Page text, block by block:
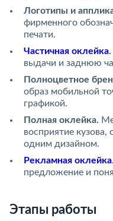
Логотипы и
фирменного
печати.
Частичная оклейка.
выдачи и заднюю
Полноцветное
образ мобильной
графикой.
Полная оклейка.
восприятие кузова,
одним дизайном.
Рекламная оклейка.
предложение и
Этапы работы